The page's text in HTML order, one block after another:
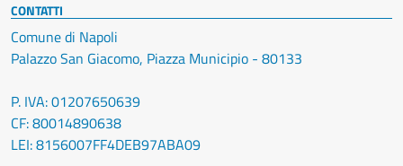
CONTATTI
Comune di Napoli
Palazzo San Giacomo, Piazza Municipio - 80133
P. IVA: 01207650639
CF: 80014890638
LEI: 8156007FF4DEB97ABA09